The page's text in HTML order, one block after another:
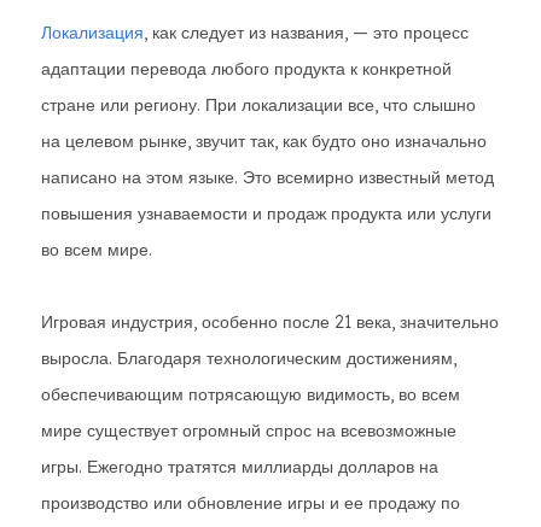
Локализация, как следует из названия, — это процесс
адаптации перевода любого продукта к конкретной
стране или региону. При локализации все, что слышно
на целевом рынке, звучит так, как будто оно изначально
написано на этом языке. Это всемирно известный метод
повышения узнаваемости и продаж продукта или услуги
во всем мире.
Игровая индустрия, особенно после 21 века, значительно
выросла. Благодаря технологическим достижениям,
обеспечивающим потрясающую видимость, во всем
мире существует огромный спрос на всевозможные
игры. Ежегодно тратятся миллиарды долларов на
производство или обновление игры и ее продажу по